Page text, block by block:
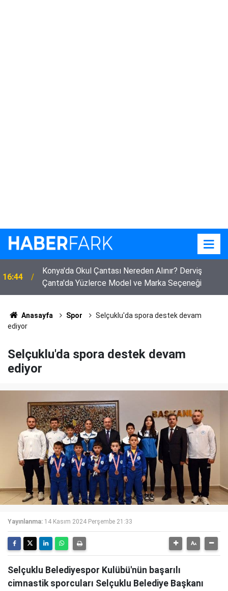
16:44
Konya'da Okul Çantası Nereden Alınır? Derviş
Çanta'da Yüzlerce Model ve Marka Seçeneği
Anasayfa Spor
Selçuklu'da spora destek devam
ediyor
Selçuklu'da spora destek devam
ediyor
Yayınlanma: 14 Kasım 2024 Perşembe 21:33
Selçuklu Belediyespor Kulübü'nün başarılı
cimnastik sporcuları Selçuklu Belediye Başkanı